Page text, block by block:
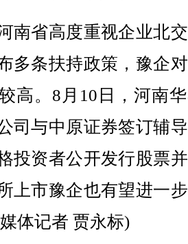
省高度重视企业北
多条扶持政策，豫企
高。8月10日，河南
司与中原证券签订辅
投资者公开发行股票
上市豫企也有望进一
体记者 贾永标)